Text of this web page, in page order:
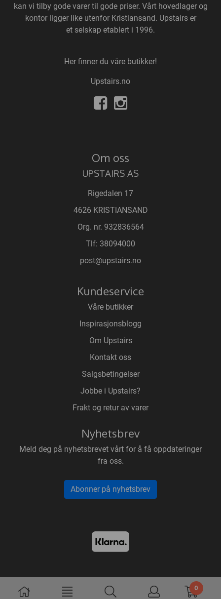
0
kan vi tilby gode varer til gode priser. Vårt hovedlager og
kontor ligger like utenfor Kristiansand. Upstairs er
et selskap etablert i 1996.
Her finner du våre butikker!
Upstairs.no
Om oss
UPSTAIRS AS
Rigedalen 17
4626 KRISTIANSAND
Org. nr. 932836564
Tlf: 38094000
post@upstairs.no
Kundeservice
Våre butikker
Inspirasjonsblogg
Om Upstairs
Kontakt oss
Salgsbetingelser
Jobbe i Upstairs?
Frakt og retur av varer
Nyhetsbrev
Meld deg på nyhetsbrevet vårt for å få oppdateringer
fra oss.
Abonner på nyhetsbrev